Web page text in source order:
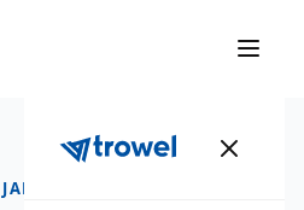
Y PAISAJISMO